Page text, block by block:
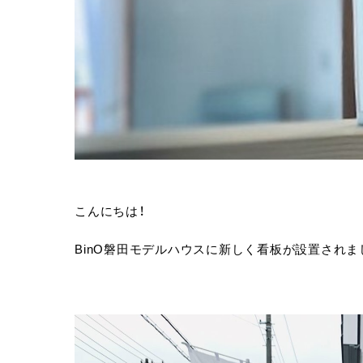
こんにちは！
BinO磐田モデルハウスに新しく看板が設置されま